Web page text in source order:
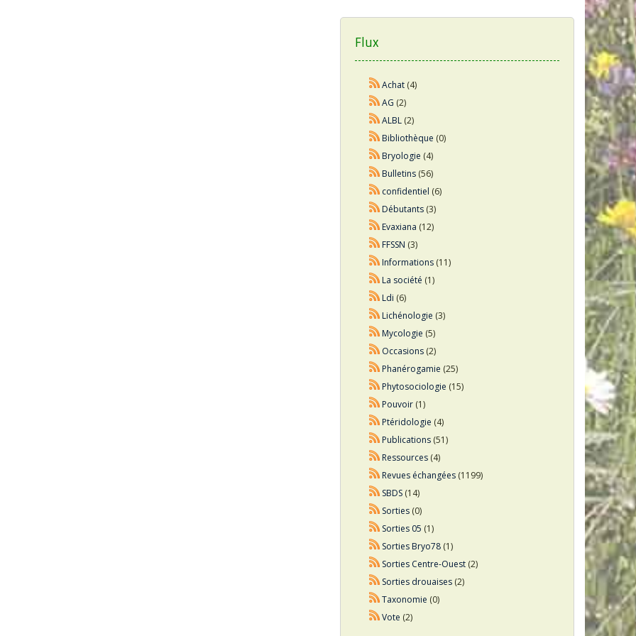
Flux
Achat (4)
AG (2)
ALBL (2)
Bibliothèque (0)
Bryologie (4)
Bulletins (56)
confidentiel (6)
Débutants (3)
Evaxiana (12)
FFSSN (3)
Informations (11)
La société (1)
Ldi (6)
Lichénologie (3)
Mycologie (5)
Occasions (2)
Phanérogamie (25)
Phytosociologie (15)
Pouvoir (1)
Ptéridologie (4)
Publications (51)
Ressources (4)
Revues échangées (1199)
SBDS (14)
Sorties (0)
Sorties 05 (1)
Sorties Bryo78 (1)
Sorties Centre-Ouest (2)
Sorties drouaises (2)
Taxonomie (0)
Vote (2)